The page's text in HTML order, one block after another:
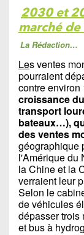
2030 et
marché
La Rédaction…
Les ventes
pourraient
contre environ
croissance
transport
bateaux…),
des ventes
géographique
l'Amérique du
la Chine et la
verraient leur
Selon le
de véhicules
dépasser trois
et bus à